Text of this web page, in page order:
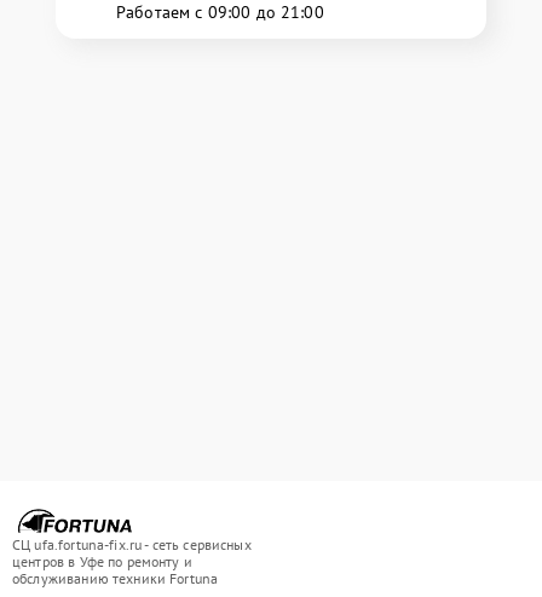
Работаем с 09:00 до 21:00
СЦ ufa.fortuna-fix.ru - сеть сервисных
центров в Уфе по ремонту и
обслуживанию техники Fortuna